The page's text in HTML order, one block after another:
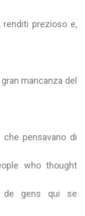
renditi prezioso e,
mancanza del
pensavano di
who thought
de gens qui se